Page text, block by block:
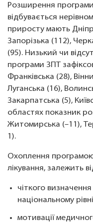
Розширення програми
відбувається
приросту мають
Запорізька (112),
(95). Низький чи
програми ЗПТ
Франківська (28),
Луганська (16),
Закарпатська (5),
областях показник
Житомирська (–11),
1).
Охоплення
лікування, залежить
чіткого
національному
мотивації